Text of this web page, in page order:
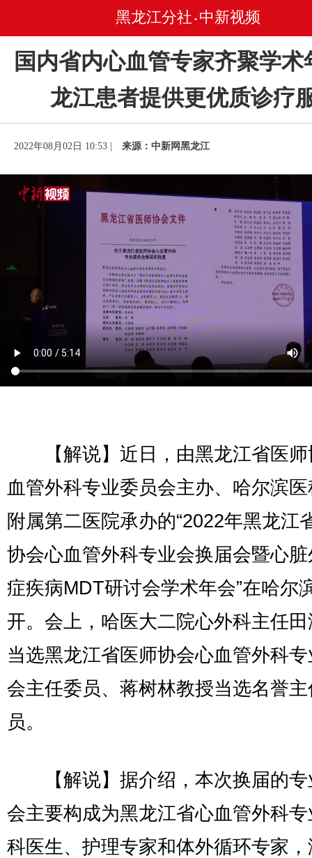
黑龙江分社 • 中新视频
国内省内心血管专家齐聚学术
龙江患者提供更优质诊疗
2022年08月02日 10:53 | 来源：中新网黑龙江
【解说】近日，由黑龙江省医师
血管外科专业委员会主办、哈尔滨
附属第二医院承办的“2022年黑龙江
协会心血管外科专业会换届会暨心
症疾病MDT研讨会学术年会”在哈尔
开。会上，哈医大二院心外科主任
当选黑龙江省医师协会心血管外科
会主任委员、蒋树林教授当选名誉
员。
【解说】据介绍，本次换届的专
会主要构成为黑龙江省心血管外科
科医生、护理专家和体外循环专家